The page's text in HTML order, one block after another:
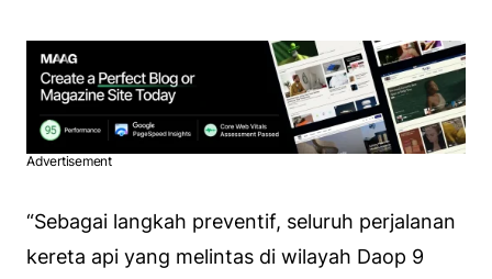
Advertisement
“Sebagai langkah preventif, seluruh perjalanan
kereta api yang melintas di wilayah Daop 9